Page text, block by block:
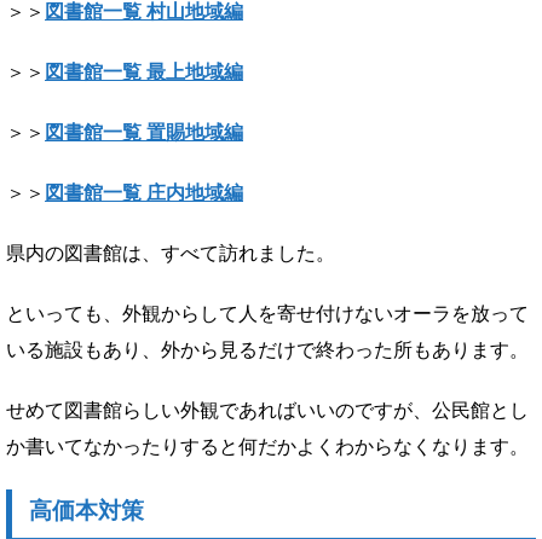
＞＞ 図書館一覧 村山地域編
＞＞ 図書館一覧 最上地域編
＞＞ 図書館一覧 置賜地域編
＞＞ 図書館一覧 庄内地域編
県内の図書館は、すべて訪れました。
といっても、外観からして人を寄せ付けないオーラを放って
いる施設もあり、外から見るだけで終わった所もあります。
せめて図書館らしい外観であればいいのですが、公民館とし
か書いてなかったりすると何だかよくわからなくなります。
高価本対策